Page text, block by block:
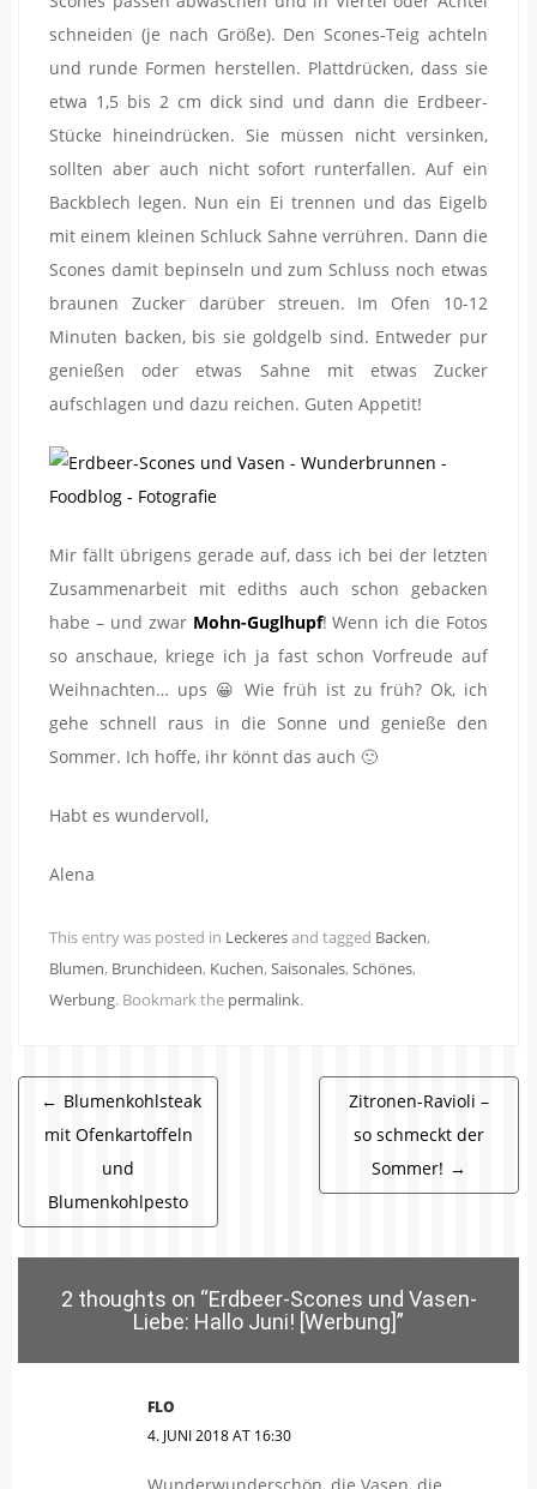
schneiden (je nach Größe). Den Scones-Teig achteln
und runde Formen herstellen. Plattdrücken, dass sie
etwa 1,5 bis 2 cm dick sind und dann die Erdbeer-
Stücke hineindrücken. Sie müssen nicht versinken,
sollten aber auch nicht sofort runterfallen. Auf ein
Backblech legen. Nun ein Ei trennen und das Eigelb
mit einem kleinen Schluck Sahne verrühren. Dann die
Scones damit bepinseln und zum Schluss noch etwas
braunen Zucker darüber streuen. Im Ofen 10-12
Minuten backen, bis sie goldgelb sind. Entweder pur
genießen oder etwas Sahne mit etwas Zucker
aufschlagen und dazu reichen. Guten Appetit!
Mir fällt übrigens gerade auf, dass ich bei der letzten
Zusammenarbeit mit ediths auch schon gebacken
habe – und zwar Mohn-Guglhupf! Wenn ich die Fotos
so anschaue, kriege ich ja fast schon Vorfreude auf
Weihnachten… ups 😀 Wie früh ist zu früh? Ok, ich
gehe schnell raus in die Sonne und genieße den
Sommer. Ich hoffe, ihr könnt das auch 🙂
Habt es wundervoll,
Alena
This entry was posted in Leckeresand tagged Backen,
Blumen, Brunchideen, Kuchen, Saisonales, Schönes,
Werbung. Bookmark the permalink.
Beitragsnavigation
← Blumenkohlsteak
mit Ofenkartoffeln
und
Blumenkohlpesto
Zitronen-Ravioli –
so schmeckt der
Sommer! →
2 thoughts on “Erdbeer-Scones und Vasen-
Liebe: Hallo Juni! [Werbung]”
FLO
4. JUNI 2018 AT 16:30
Wunderwunderschön, die Vasen, die